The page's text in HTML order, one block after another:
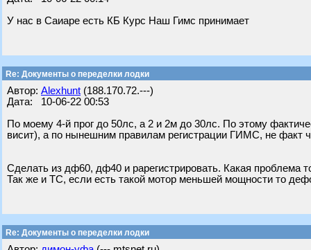
У нас в Саиаре есть КБ Курс Наш Гимс принимает
Re: Документы о переделки лодки
Автор: Alexhunt (188.170.72.---)
Дата: 10-06-22 00:53
По моему 4-й прог до 50лс, а 2 и 2м до 30лс. По этому
висит), а по нынешним правилам регистрации ГИМС, не факт
Сделать из дф60, дф40 и рарегистрировать. Какая проблема
Так же и ТС, если есть такой мотор меньшей мощности то
Re: Документы о переделки лодки